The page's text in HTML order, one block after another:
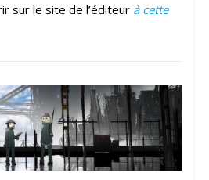
sur le site de l’éditeur à cette